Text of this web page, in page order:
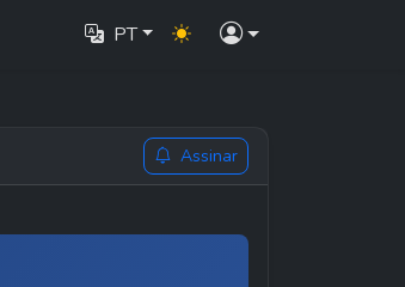
PT
Assinar